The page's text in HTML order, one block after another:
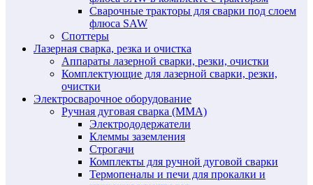
Сварочные тракторы для сварки под слоем
флюса SAW
Споттеры
Лазерная сварка, резка и очистка
Аппараты лазерной сварки, резки, очистки
Комплектующие для лазерной сварки, резки,
очистки
Электросварочное оборудование
Ручная дуговая сварка (MMA)
Электрододержатели
Клеммы заземления
Строгачи
Комплекты для ручной дуговой сварки
Термопеналы и печи для прокалки и